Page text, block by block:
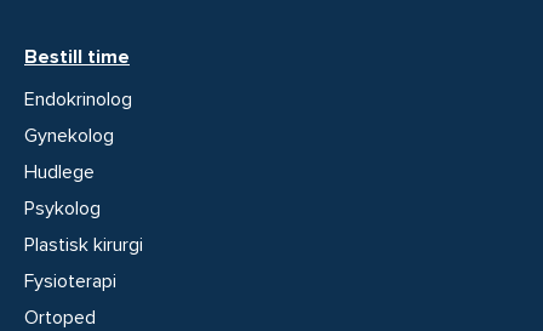
Bestill time
Endokrinolog
Gynekolog
Hudlege
Psykolog
Plastisk kirurgi
Fysioterapi
Ortoped